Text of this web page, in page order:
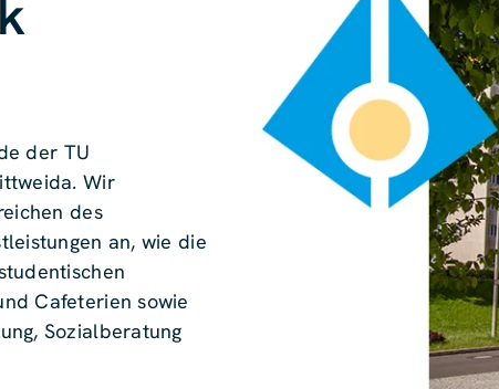
der TU
Wir
des
an, wie die
Cafeterien sowie
Sozialberatung